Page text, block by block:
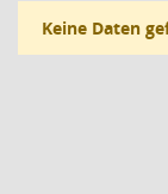
Keine Daten